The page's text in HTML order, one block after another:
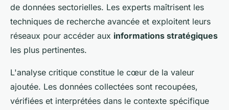
de données sectorielles. Les experts maîtrisent les
techniques de recherche avancée et exploitent leurs
réseaux pour accéder aux informations stratégiques
les plus pertinentes.
L'analyse critique constitue le cœur de la valeur
ajoutée. Les données collectées sont recoupées,
vérifiées et interprétées dans le contexte spécifique